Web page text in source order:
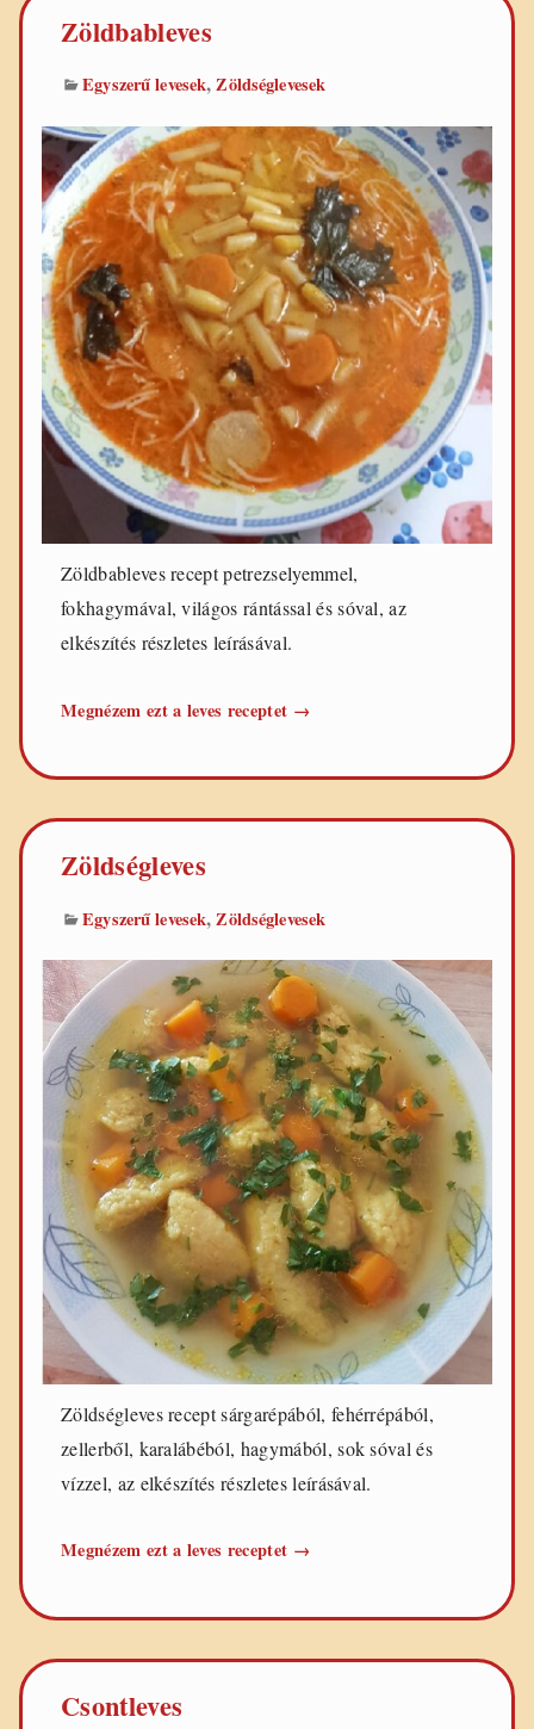
Zöldbableves
Egyszerű levesek,Zöldséglevesek
Zöldbableves recept petrezselyemmel,
fokhagymával, világos rántással és sóval, az
elkészítés részletes leírásával.
Megnézem ezt a leves receptet Zöldbableves
→
Zöldségleves
Egyszerű levesek,Zöldséglevesek
Zöldségleves recept sárgarépából, fehérrépából,
zellerből, karalábéból, hagymából, sok sóval és
vízzel, az elkészítés részletes leírásával.
Megnézem ezt a leves receptet Zöldségleves
→
Csontleves